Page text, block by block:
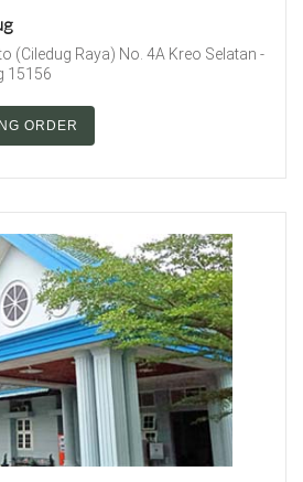
(Ciledug Raya) No. 4A Kreo Selatan -
15156
ORDER